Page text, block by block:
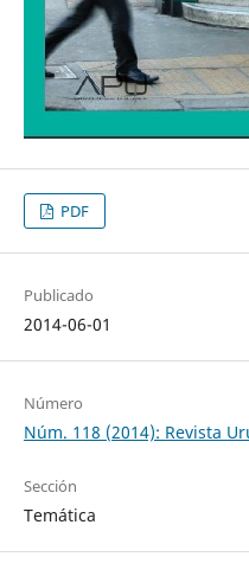
PDF
Publicado
2014-06-01
Número
Núm. 118 (2014): Revista
Sección
Temática